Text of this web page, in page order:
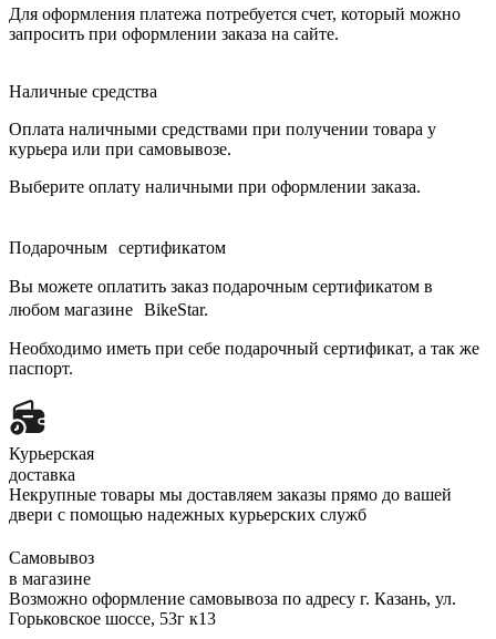
Для оформления платежа потребуется счет, который можно
запросить при оформлении заказа на сайте.
Наличные средства
Оплата наличными средствами при получении товара у
курьера или при самовывозе.
Выберите оплату наличными при оформлении заказа.
Подарочным сертификатом
Вы можете оплатить заказ подарочным сертификатом в
любом магазине BikeStar.
Необходимо иметь при себе подарочный сертификат, а так же
паспорт.
Курьерская
доставка
Некрупные товары мы доставляем заказы прямо до вашей
двери с помощью надежных курьерских служб
Самовывоз
в магазине
Возможно оформление самовывоза по адресу г. Казань, ул.
Горьковское шоссе, 53г к13